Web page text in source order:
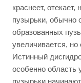
краснеет,
пузырьки, обычно
образованных
увеличивается,
Истинный
особенно область
пузырьки